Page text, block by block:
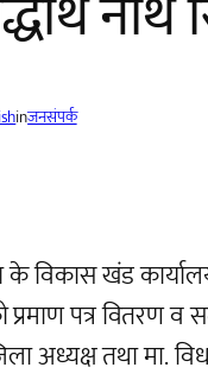
inजनसंपर्क
विकास खंड कार्यालय
प्रमाण पत्र
अध्यक्ष तथा मा.